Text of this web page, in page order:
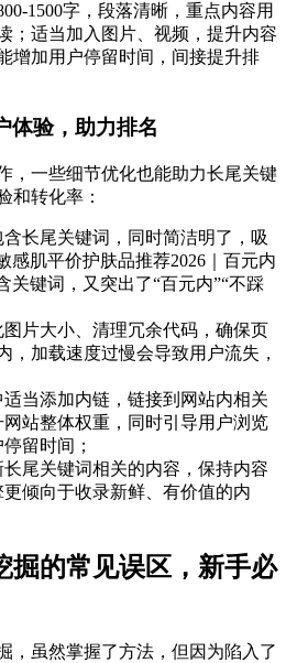
1500字，段落清晰，重点内容用
；适当加入图片、视频，提升内容
增加用户停留时间，间接提升排
体验，助力排名
，一些细节优化也能助力长尾关键
和转化率：
长尾关键词，同时简洁明了，吸
感肌平价护肤品推荐2026｜百元内
关键词，又突出了“百元内”“不踩
片大小、清理冗余代码，确保页
，加载速度过慢会导致用户流失，
当添加内链，链接到网站内相关
站整体权重，同时引导用户浏览
留时间；
尾关键词相关的内容，保持内容
倾向于收录新鲜、有价值的内
掘的常见误区，新手必
，虽然掌握了方法，但因为陷入了